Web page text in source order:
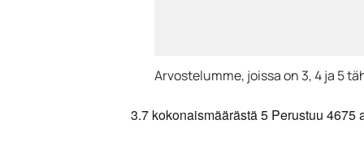
Arvostelumme, joissa on 3, 4 ja 5
3.7kokonaismäärästä 5 Perustuu 4675